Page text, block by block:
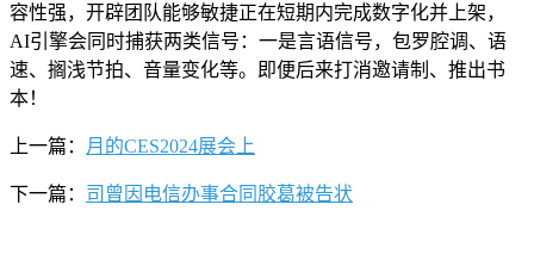
容性强，开辟团队能够敏捷正在短期内完成数字化并上架，
AI引擎会同时捕获两类信号：一是言语信号，包罗腔调、语
速、搁浅节拍、音量变化等。即便后来打消邀请制、推出书
本！
上一篇： 月的CES2024展会上
下一篇： 司曾因电信办事合同胶葛被告状